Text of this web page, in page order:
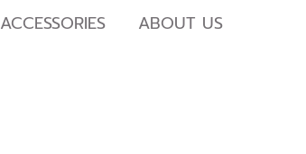
ACCESSORIES
ABOUT US